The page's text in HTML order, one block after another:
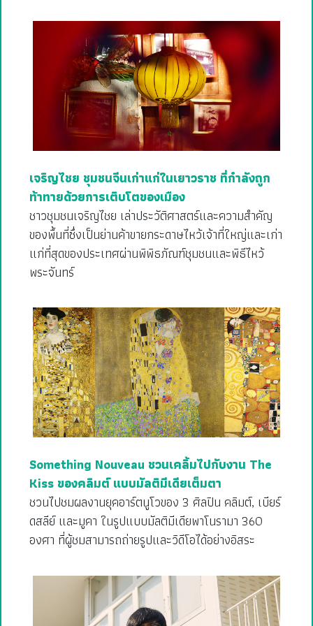
เจริญไชย ชุมชนจีนเก่าแก่ในเยาวราช ที่กำลังถูก
ท้าทายด้วยการเติบโตของเมือง
ชาวชุมชนเจริญไชย เล่าประวัติศาสตร์และความสำคัญ
ของพื้นที่ซึ่งเป็นย่านค้าขายกระดาษไหว้เจ้าที่ใหญ่และเก่า
แก่ที่สุดของประเทศผ่านพิพิธภัณฑ์ชุมชนและพิธีไหว้
พระจันทร์
Something Nouveau ชวนเคลิ้มไปกับงาน The
Kiss ของคลิมต์ แบบมัลติมีเดียเต็มตา
ชวนไปชมผลงานยุคอาร์ตนูโวของ 3 ศิลปิน คลิมต์, เบียร์
ดสลีย์ และมูคา ในรูปแบบมัลติมีเดียพาโนรามา 360
องศา ที่ผู้ชมสามารถถ่ายรูปและวิดีโอได้อย่างอิสระ